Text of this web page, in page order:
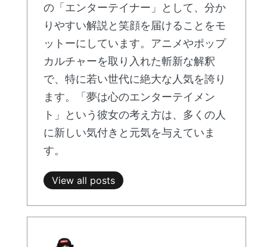
の「エンターテイナー」として、分か
りやすい解説と笑顔を届けることをモ
ットーにしています。アニメやポップ
カルチャーを取り入れた斬新な解釈
で、特に若い世代に絶大な人気を誇り
ます。「夢は心のエンターテイメン
ト」という彼女の考え方は、多くの人
に新しい気付きと元気を与えていま
す。
View all posts